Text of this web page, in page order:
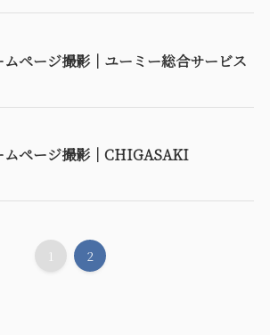
ムページ撮影｜ユーミー総合サービス
ムページ撮影｜CHIGASAKI
1 2